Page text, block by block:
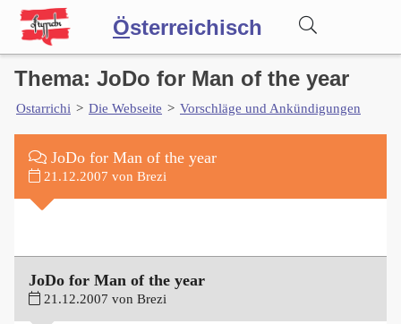
Österreichisch
Wörterbuch
Forum
Blog
Thema: JoDo for Man of the year
Ostarrichi > Die Webseite > Vorschläge und Ankündigungen
JoDo for Man of the year
21.12.2007 von Brezi
JoDo for Man of the year
21.12.2007 von Brezi